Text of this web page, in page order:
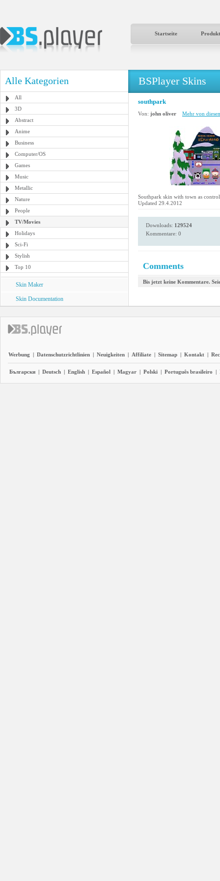
Startseite
Alle Kategorien
All
3D
Abstract
Anime
Business
Computer/OS
Games
Music
Metallic
Nature
People
TV/Movies
Holidays
Sci-Fi
Stylish
Top 10
Skin Maker
Skin Documentation
BSPlayer Skins
southpark
Von: john oliver Mehr von
Southpark skin with town as
Updated 29.4.2012
Downloads: 129524
Kommentare: 0
Comments
Bis jetzt keine Kommentare.
Werbung | Datenschutzrichtlinien | Neuigkeiten | Affiliate | Sitemap | Kontakt |
Български | Deutsch | English | Español | Magyar | Polski | Português brasileiro |